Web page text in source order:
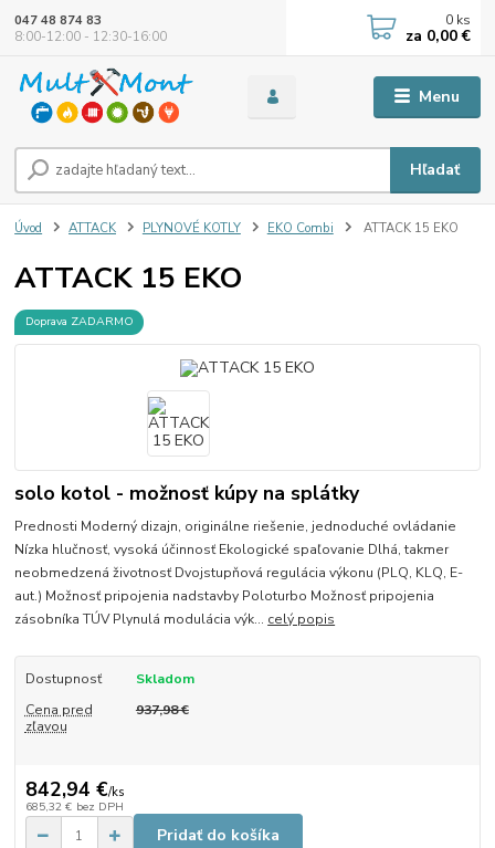
Menu
Hľadať
047 48 874 83
8:00-12:00 - 12:30-16:00
0 ks
za 0,00 €
Úvod ATTACK PLYNOVÉ KOTLY EKO Combi ATTACK 15 EKO
ATTACK 15 EKO
Doprava ZADARMO
solo kotol - možnosť kúpy na splátky
Prednosti Moderný dizajn, originálne riešenie, jednoduché ovládanie
Nízka hlučnosť, vysoká účinnosť Ekologické spaľovanie Dlhá, takmer
neobmedzená životnosť Dvojstupňová regulácia výkonu (PLQ, KLQ, E-
aut.) Možnosť pripojenia nadstavby Poloturbo Možnosť pripojenia
zásobníka TÚV Plynulá modulácia výk... celý popis
Dostupnosť
Skladom
Cena pred
zľavou
937,98 €
842,94 €/ks
685,32 € bez DPH
Pridať do košíka